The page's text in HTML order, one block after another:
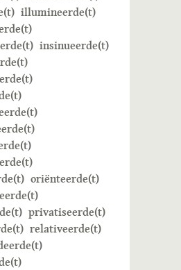
illumineerde(t)
insinueerde(t)
oriënteerde(t)
privatiseerde(t)
relativeerde(t)